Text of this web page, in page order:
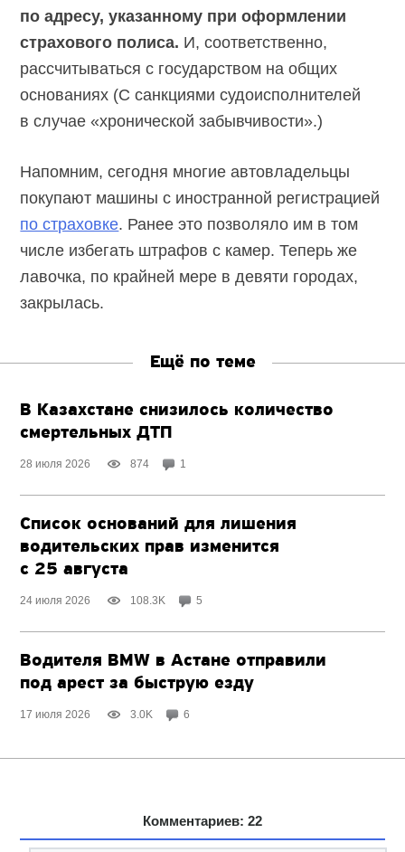
по адресу, указанному при оформлении
страхового полиса. И, соответственно,
рассчитываться с государством на общих
основаниях (С санкциями судоисполнителей
в случае «хронической забывчивости».)
Напомним, сегодня многие автовладельцы
покупают машины с иностранной регистрацией
по страховке. Ранее это позволяло им в том
числе избегать штрафов с камер. Теперь же
лавочка, по крайней мере в девяти городах,
закрылась.
Ещё по теме
В Казахстане снизилось количество
смертельных ДТП
28 июля 2026 874 1
Список оснований для лишения
водительских прав изменится
с 25 августа
24 июля 2026 108.3K 5
Водителя BMW в Астане отправили
под арест за быструю езду
17 июля 2026 3.0K 6
Комментариев: 22